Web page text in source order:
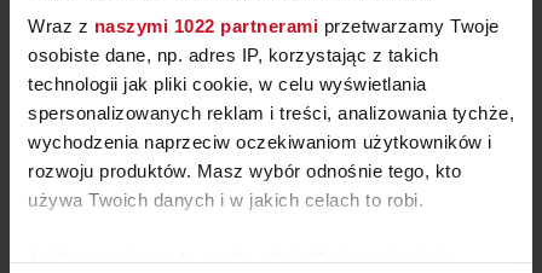
Wraz z naszymi 1022 partnerami przetwarzamy Twoje
osobiste dane, np. adres IP, korzystając z takich
technologii jak pliki cookie, w celu wyświetlania
spersonalizowanych reklam i treści, analizowania tychże,
wychodzenia naprzeciw oczekiwaniom użytkowników i
rozwoju produktów. Masz wybór odnośnie tego, kto
używa Twoich danych i w jakich celach to robi.
Jeśli wyrazisz na to zgodę, chcielibyśmy również:
SZAFKA RTV ARR ESSENZA